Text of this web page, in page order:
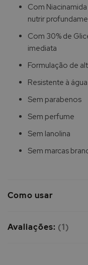
Com
nutrir
Com 30% de
imediata
Formulação de
Resistente à água
Sem parabenos
Sem perfume
Sem lanolina
Sem marcas
Como usar
Avaliações: 1